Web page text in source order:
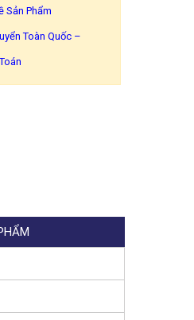
Sản Phẩm
Toàn Quốc –